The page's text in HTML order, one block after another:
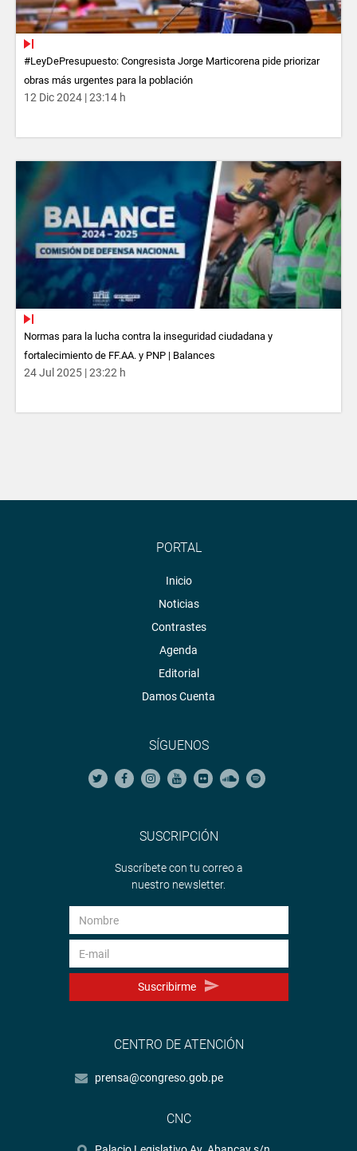
#LeyDePresupuesto: Congresista Jorge Marticorena pide priorizar
obras más urgentes para la población
12 Dic 2024 | 23:14 h
Normas para la lucha contra la inseguridad ciudadana y
fortalecimiento de FF.AA. y PNP | Balances
24 Jul 2025 | 23:22 h
PORTAL
Inicio
Noticias
Contrastes
Agenda
Editorial
Damos Cuenta
SÍGUENOS
SUSCRIPCIÓN
Suscríbete con tu correo a
nuestro newsletter.
Suscribirme
CENTRO DE ATENCIÓN
prensa@congreso.gob.pe
CNC